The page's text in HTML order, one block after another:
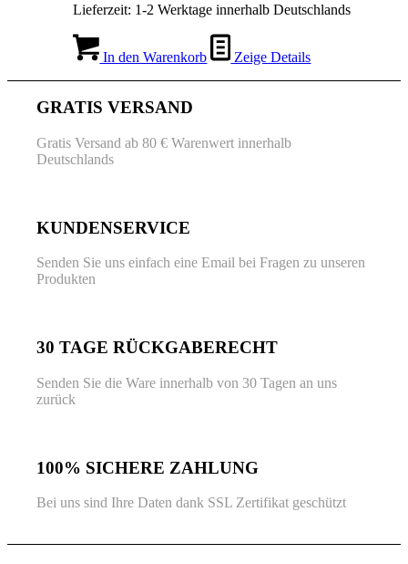
Lieferzeit: 1-2 Werktage innerhalb Deutschlands
In den Warenkorb Zeige Details
GRATIS VERSAND
Gratis Versand ab 80 € Warenwert innerhalb
Deutschlands
KUNDENSERVICE
Senden Sie uns einfach eine Email bei Fragen zu unseren
Produkten
30 TAGE RÜCKGABERECHT
Senden Sie die Ware innerhalb von 30 Tagen an uns
zurück
100% SICHERE ZAHLUNG
Bei uns sind Ihre Daten dank SSL Zertifikat geschützt